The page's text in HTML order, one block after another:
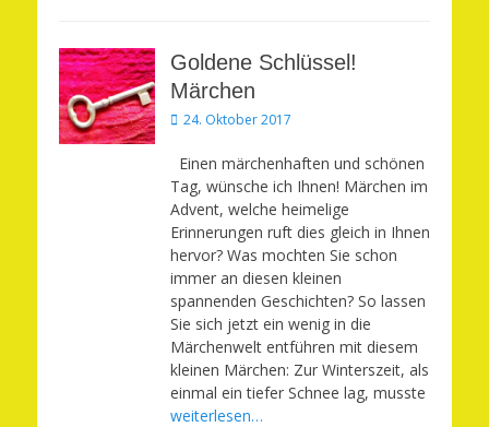
Goldene Schlüssel!
Märchen
Veröffentlicht
24. Oktober 2017
Einen märchenhaften und schönen
Tag, wünsche ich Ihnen! Märchen im
Advent, welche heimelige
Erinnerungen ruft dies gleich in Ihnen
hervor? Was mochten Sie schon
immer an diesen kleinen
spannenden Geschichten? So lassen
Sie sich jetzt ein wenig in die
Märchenwelt entführen mit diesem
kleinen Märchen: Zur Winterszeit, als
einmal ein tiefer Schnee lag, musste
weiterlesen…